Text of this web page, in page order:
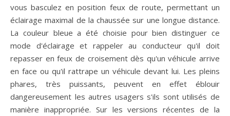
vous basculez en position feux de route, permettant un
éclairage maximal de la chaussée sur une longue distance.
La couleur bleue a été choisie pour bien distinguer ce
mode d'éclairage et rappeler au conducteur qu'il doit
repasser en feux de croisement dès qu'un véhicule arrive
en face ou qu'il rattrape un véhicule devant lui. Les pleins
phares, très puissants, peuvent en effet éblouir
dangereusement les autres usagers s'ils sont utilisés de
manière inappropriée. Sur les versions récentes de la